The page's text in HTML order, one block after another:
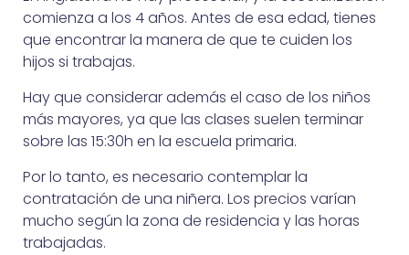
comienza a los 4 años. Antes de esa edad, tienes
que encontrar la manera de que te cuiden los
hijos si trabajas.
Hay que considerar además el caso de los niños
más mayores, ya que las clases suelen terminar
sobre las 15:30h en la escuela primaria.
Por lo tanto, es necesario contemplar la
contratación de una niñera. Los precios varían
mucho según la zona de residencia y las horas
trabajadas.